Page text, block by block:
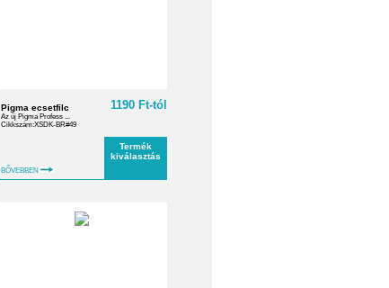
Pigma ecsetfilc
Az új Pigma Profess ...
Cikkszám:XSDK-BR#49
BŐVEBBEN
1190 Ft-tól
Termék
kiválasztás